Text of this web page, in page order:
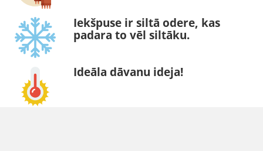
Iekšpuse ir siltā odere, kas
padara to vēl siltāku.
Ideāla dāvanu ideja!